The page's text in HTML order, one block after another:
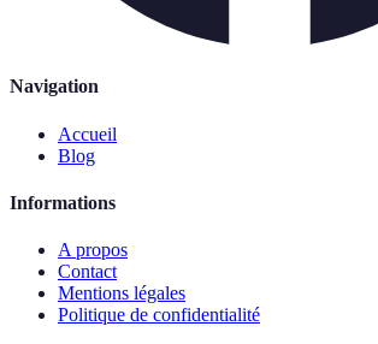
Navigation
Accueil
Blog
Informations
A propos
Contact
Mentions légales
Politique de confidentialité